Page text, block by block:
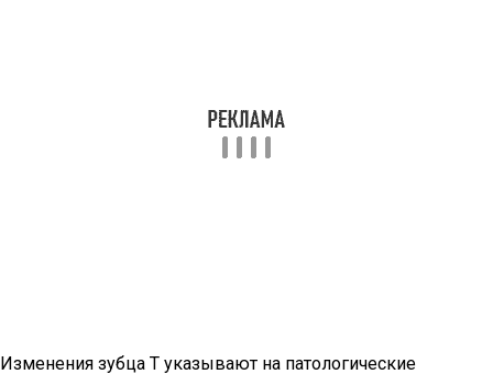
Изменения зубца Т указывают на патологические